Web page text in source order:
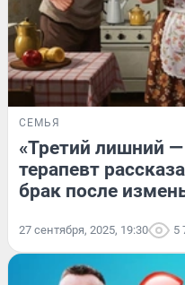
СЕМЬЯ
«Третий лишний —
терапевт
брак после
27 сентября, 2025, 19:30 5